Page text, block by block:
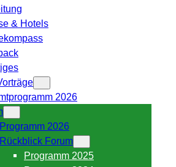
& Hotels
2026
Programm 2026
Rückblick Forum
Programm 2025